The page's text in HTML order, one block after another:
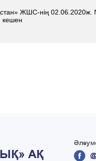
ЖШС-нің 02.06.2020ж.
кешен
АҚ